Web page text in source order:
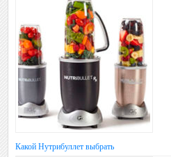
Какой Нутрибуллет выбрать